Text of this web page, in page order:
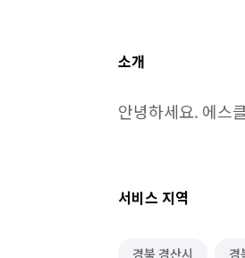
소개
안녕하세요. 에스
서비스 지역
경북 경산시 경